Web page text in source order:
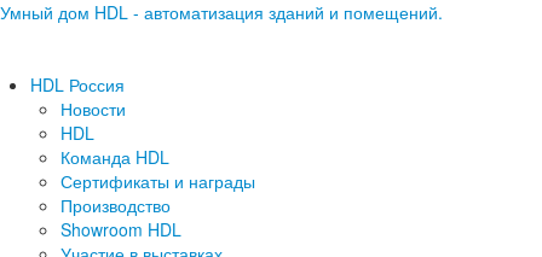
Умный дом HDL - автоматизация зданий и помещений.
HDL Россия
Новости
HDL
Команда HDL
Сертификаты и награды
Производство
Showroom HDL